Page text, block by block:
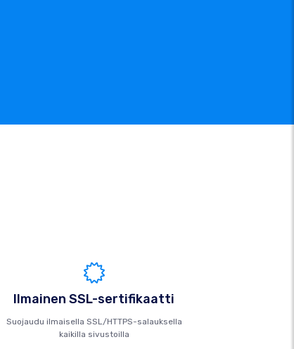
Ilmainen SSL-sertifikaatti
Suojaudu ilmaisella SSL/HTTPS-salauksella
kaikilla sivustoilla